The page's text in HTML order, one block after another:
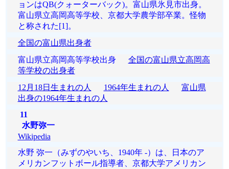
ョンはQB(クォーターバック)。富山県氷見市出身。
富山県立高岡高等学校、京都大学農学部卒業。怪物
と称された[1]。
全国の富山県出身者
富山県立高岡高等学校出身 全国の富山県立高岡高
等学校の出身者
12月18日生まれの人
1964年生まれの人
富山県
出身の1964年生まれの人
11
水野弥一
Wikipedia
水野 弥一（みずのやいち、1940年 -）は、日本のア
メリカンフットボール指導者、京都大学アメリカン